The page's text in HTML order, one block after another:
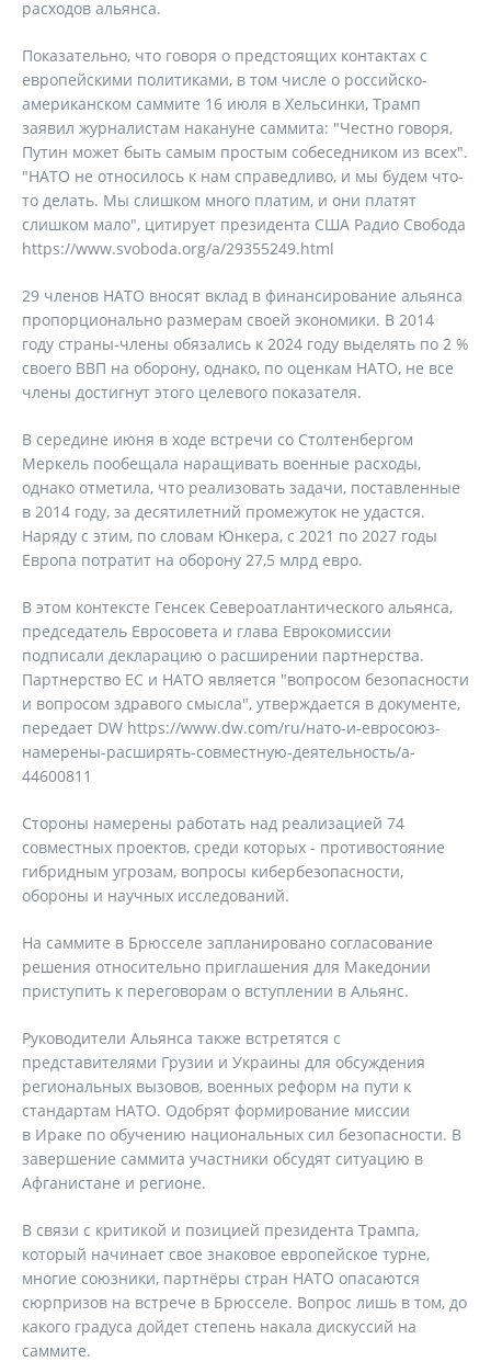
расходов альянса.
Показательно, что говоря о предстоящих контактах с
европейскими политиками, в том числе о российско-
американском саммите 16 июля в Хельсинки, Трамп
заявил журналистам накануне саммита: "Честно говоря,
Путин может быть самым простым собеседником из всех".
"НАТО не относилось к нам справедливо, и мы будем что-
то делать. Мы слишком много платим, и они платят
слишком мало", цитирует президента США Радио Свобода
https://www.svoboda.org/a/29355249.html
29 членов НАТО вносят вклад в финансирование альянса
пропорционально размерам своей экономики. В 2014
году страны-члены обязались к 2024 году выделять по 2 %
своего ВВП на оборону, однако, по оценкам НАТО, не все
члены достигнут этого целевого показателя.
В середине июня в ходе встречи со Столтенбергом
Меркель пообещала наращивать военные расходы,
однако отметила, что реализовать задачи, поставленные
в 2014 году, за десятилетний промежуток не удастся.
Наряду с этим, по словам Юнкера, с 2021 по 2027 годы
Европа потратит на оборону 27,5 млрд евро.
В этом контексте Генсек Североатлантического альянса,
председатель Евросовета и глава Еврокомиссии
подписали декларацию о расширении партнерства.
Партнерство ЕС и НАТО является "вопросом безопасности
и вопросом здравого смысла", утверждается в документе,
передает DW https://www.dw.com/ru/нато-и-евросоюз-
намерены-расширять-совместную-деятельность/a-
44600811
Стороны намерены работать над реализацией 74
совместных проектов, среди которых - противостояние
гибридным угрозам, вопросы кибербезопасности,
обороны и научных исследований.
На саммите в Брюсселе запланировано согласование
решения относительно приглашения для Македонии
приступить к переговорам о вступлении в Альянс.
Руководители Альянса также встретятся с
представителями Грузии и Украины для обсуждения
региональных вызовов, военных реформ на пути к
стандартам НАТО. Одобрят формирование миссии
в Ираке по обучению национальных сил безопасности. В
завершение саммита участники обсудят ситуацию в
Афганистане и регионе.
В связи с критикой и позицией президента Трампа,
который начинает свое знаковое европейское турне,
многие союзники, партнёры стран НАТО опасаются
сюрпризов на встрече в Брюсселе. Вопрос лишь в том, до
какого градуса дойдет степень накала дискуссий на
саммите.